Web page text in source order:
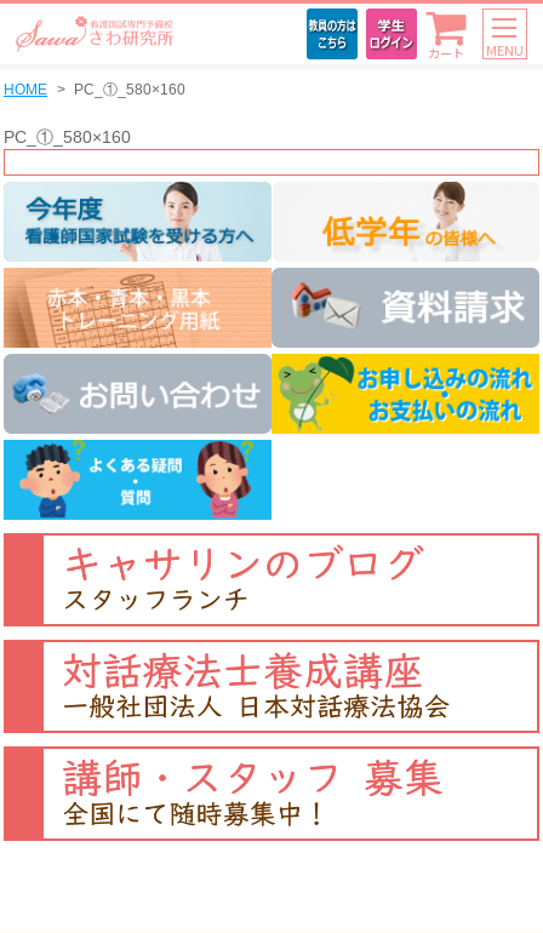
カート MENU
HOME PC_①_580×160
PC_①_580×160